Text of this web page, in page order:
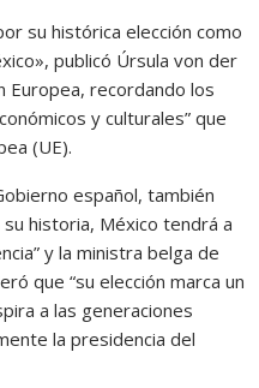
su histórica elección como
publicó Úrsula von der
Europea, recordando los
y culturales” que
(UE).
español, también
historia, México tendrá a
y la ministra belga de
que “su elección marca un
a las generaciones
la presidencia del